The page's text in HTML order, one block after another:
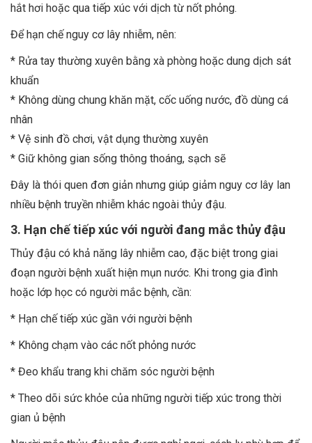
hắt hơi hoặc qua tiếp xúc với dịch từ nốt phỏng.
Để hạn chế nguy cơ lây nhiễm, nên:
* Rửa tay thường xuyên bằng xà phòng hoặc dung dịch sát
khuẩn
* Không dùng chung khăn mặt, cốc uống nước, đồ dùng cá
nhân
* Vệ sinh đồ chơi, vật dụng thường xuyên
* Giữ không gian sống thông thoáng, sạch sẽ
Đây là thói quen đơn giản nhưng giúp giảm nguy cơ lây lan
nhiều bệnh truyền nhiễm khác ngoài thủy đậu.
3. Hạn chế tiếp xúc với người đang mắc thủy đậu
Thủy đậu có khả năng lây nhiễm cao, đặc biệt trong giai
đoạn người bệnh xuất hiện mụn nước. Khi trong gia đình
hoặc lớp học có người mắc bệnh, cần:
* Hạn chế tiếp xúc gần với người bệnh
* Không chạm vào các nốt phỏng nước
* Đeo khẩu trang khi chăm sóc người bệnh
* Theo dõi sức khỏe của những người tiếp xúc trong thời
gian ủ bệnh